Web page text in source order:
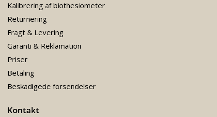
Kalibrering af biothesiometer
Returnering
Fragt & Levering
Garanti & Reklamation
Priser
Betaling
Beskadigede forsendelser
Kontakt